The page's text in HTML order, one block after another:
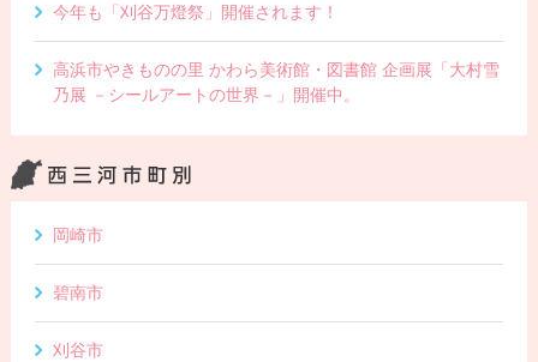
今年も「刈谷万燈祭」開催されます！
高浜市やきものの里 かわら美術館・図書館 企画展「大村雪
乃展 －シールアートの世界－」開催中。
岡崎市
碧南市
刈谷市